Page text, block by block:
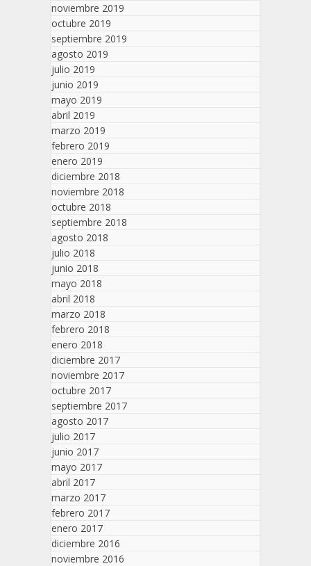
noviembre 2019
octubre 2019
septiembre 2019
agosto 2019
julio 2019
junio 2019
mayo 2019
abril 2019
marzo 2019
febrero 2019
enero 2019
diciembre 2018
noviembre 2018
octubre 2018
septiembre 2018
agosto 2018
julio 2018
junio 2018
mayo 2018
abril 2018
marzo 2018
febrero 2018
enero 2018
diciembre 2017
noviembre 2017
octubre 2017
septiembre 2017
agosto 2017
julio 2017
junio 2017
mayo 2017
abril 2017
marzo 2017
febrero 2017
enero 2017
diciembre 2016
noviembre 2016